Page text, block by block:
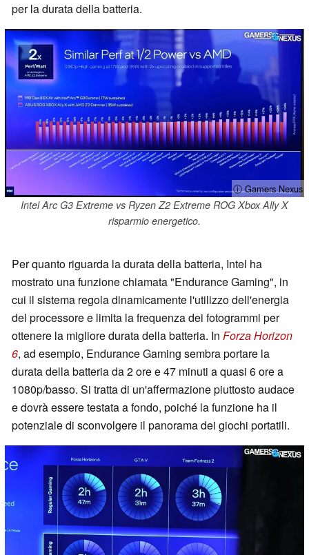
per la durata della batteria.
ⓘ Gamers Nexus
Intel Arc G3 Extreme vs Ryzen Z2 Extreme ROG Xbox Ally X
risparmio energetico.
Per quanto riguarda la durata della batteria, Intel ha
mostrato una funzione chiamata "Endurance Gaming", in
cui il sistema regola dinamicamente l'utilizzo dell'energia
del processore e limita la frequenza dei fotogrammi per
ottenere la migliore durata della batteria. In Forza Horizon
6, ad esempio, Endurance Gaming sembra portare la
durata della batteria da 2 ore e 47 minuti a quasi 6 ore a
1080p/basso. Si tratta di un'affermazione piuttosto audace
e dovrà essere testata a fondo, poiché la funzione ha il
potenziale di sconvolgere il panorama dei giochi portatili.